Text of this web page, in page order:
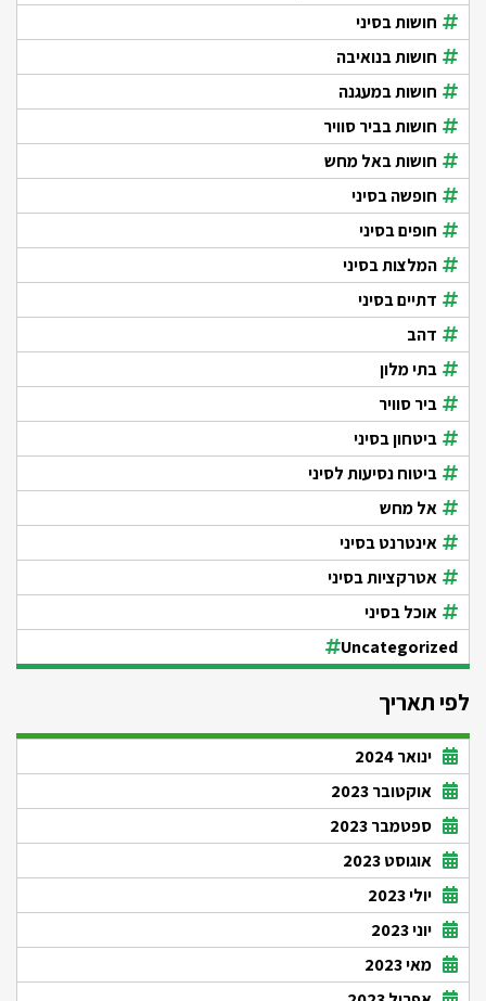
חושות בסיני
חושות בנואיבה
חושות במעגנה
חושות בביר סוויר
חושות באל מחש
חופשה בסיני
חופים בסיני
המלצות בסיני
דתיים בסיני
דהב
בתי מלון
ביר סוויר
ביטחון בסיני
ביטוח נסיעות לסיני
אל מחש
אינטרנט בסיני
אטרקציות בסיני
אוכל בסיני
Uncategorized
לפי תאריך
ינואר 2024
אוקטובר 2023
ספטמבר 2023
אוגוסט 2023
יולי 2023
יוני 2023
מאי 2023